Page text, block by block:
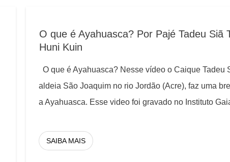
O que é Ayahuasca? Por Pajé Tadeu Siã
Huni Kuin
O que é Ayahuasca? Nesse vídeo o Caique Tadeu
aldeia São Joaquim no rio Jordão (Acre), faz uma
a Ayahuasca. Esse video foi gravado no Instituto
SAIBA MAIS